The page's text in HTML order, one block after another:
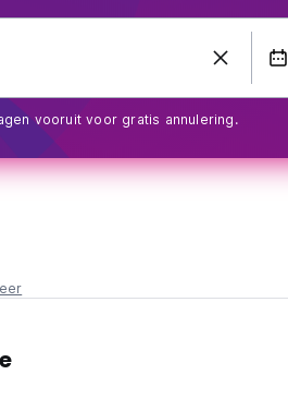
vooruit voor gratis annulering.